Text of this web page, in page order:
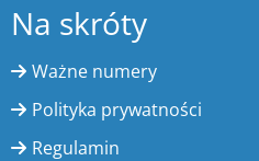
Na skróty
Ważne numery
Polityka prywatności
Regulamin